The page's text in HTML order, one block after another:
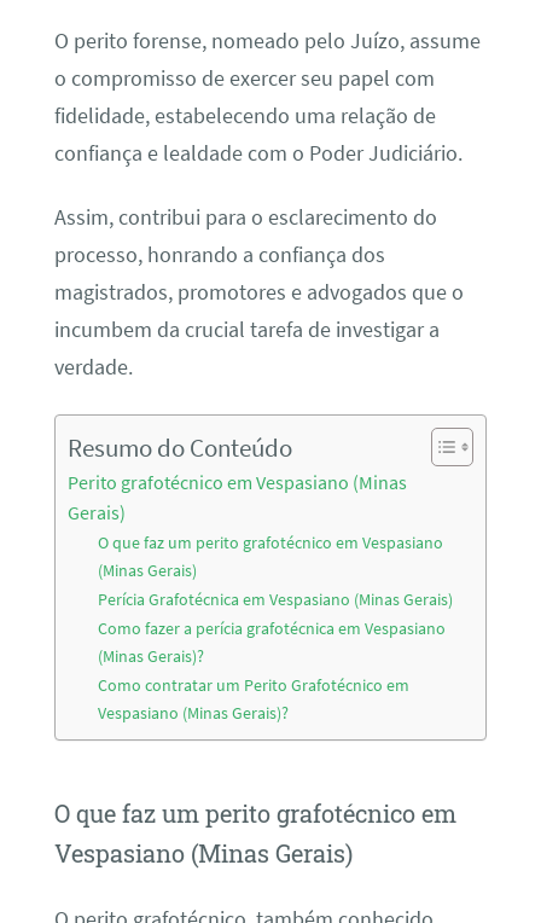
O perito forense, nomeado pelo Juízo, assume
o compromisso de exercer seu papel com
fidelidade, estabelecendo uma relação de
confiança e lealdade com o Poder Judiciário.
Assim, contribui para o esclarecimento do
processo, honrando a confiança dos
magistrados, promotores e advogados que o
incumbem da crucial tarefa de investigar a
verdade.
Resumo do Conteúdo
Perito grafotécnico em Vespasiano (Minas
Gerais)
O que faz um perito grafotécnico em Vespasiano
(Minas Gerais)
Perícia Grafotécnica em Vespasiano (Minas Gerais)
Como fazer a perícia grafotécnica em Vespasiano
(Minas Gerais)?
Como contratar um Perito Grafotécnico em
Vespasiano (Minas Gerais)?
O que faz um perito grafotécnico em
Vespasiano (Minas Gerais)